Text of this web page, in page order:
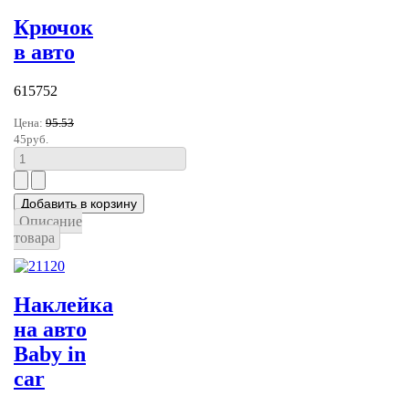
Крючок
в авто
615752
Цена: 95.53
45руб.
Описание
товара
Наклейка
на авто
Baby in
car